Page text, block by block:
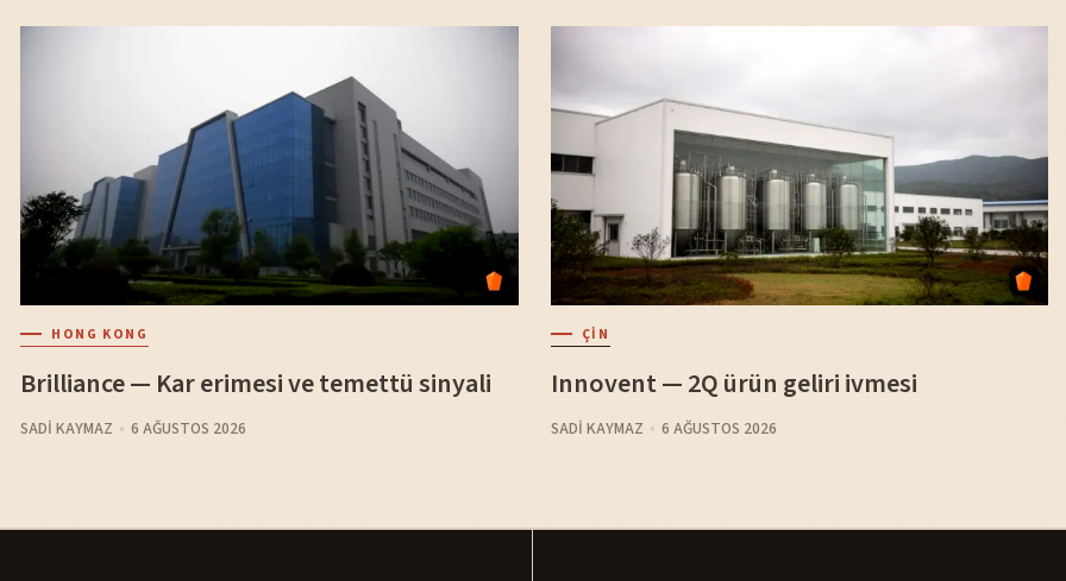
HONG KONG
Brilliance — Kar erimesi ve temettü sinyali
SADI KAYMAZ 6 AĞUSTOS 2026
ÇIN
Innovent — 2Q ürün geliri ivmesi
SADI KAYMAZ 6 AĞUSTOS 2026